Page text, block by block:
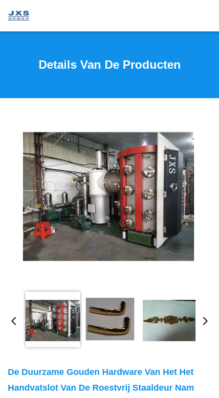
Details Van De Producten
De Duurzame Gouden Hardware Van Het Het
Handvatslot Van De Roestvrij Staaldeur Nam